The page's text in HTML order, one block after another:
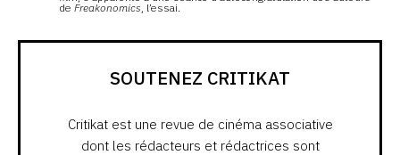
de Freakonomics , l’essai.
SOUTENEZ CRITIKAT
Critikat est une revue de cinéma associative
dont les rédacteurs et rédactrices sont